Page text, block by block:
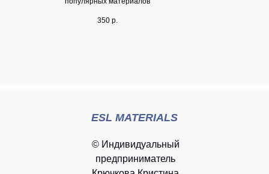
350 р.
ESL MATERIALS
© Индивидуальный
предприниматель